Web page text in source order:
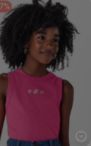
Shirt Bordada